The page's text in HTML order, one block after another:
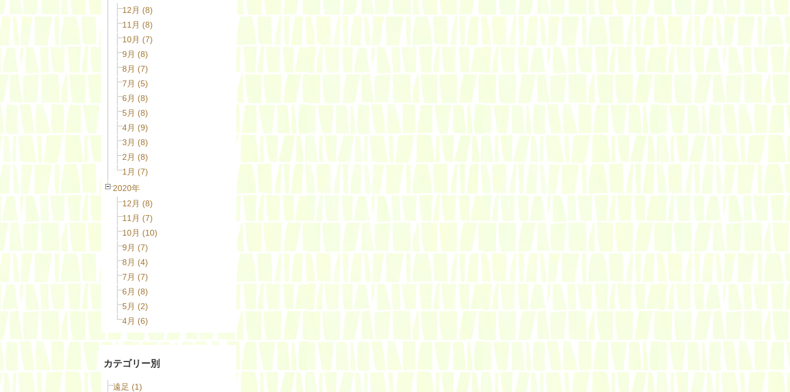
12月 (8)
11月 (8)
10月 (7)
9月 (8)
8月 (7)
7月 (5)
6月 (8)
5月 (8)
4月 (9)
3月 (8)
2月 (8)
1月 (7)
2020年
12月 (8)
11月 (7)
10月 (10)
9月 (7)
8月 (4)
7月 (7)
6月 (8)
5月 (2)
4月 (6)
カテゴリー別
遠足 (1)